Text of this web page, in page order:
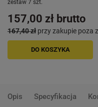
zestaw 7 szt.
157,00 zł brutto
167,40 zł przy zakupie poza
DO KOSZYKA
Opis Specyfikacja